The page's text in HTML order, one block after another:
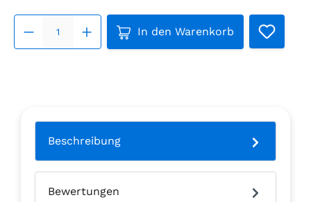
Produkt Anzahl: Gib den
In den Warenkorb
Beschreibung
Bewertungen